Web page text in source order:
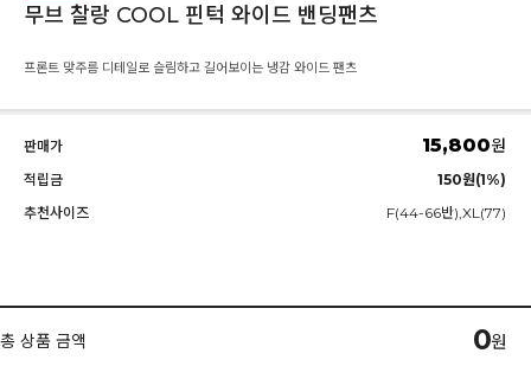
무브 찰랑 COOL 핀턱 와이드 밴딩팬츠
프론트 맞주름 디테일로 슬림하고 길어보이는 냉감 와이드 팬츠
판매가 15,800원
적립금
150원(1%)
추천사이즈
F(44-66반),XL(77)
총 상품 금액 0원